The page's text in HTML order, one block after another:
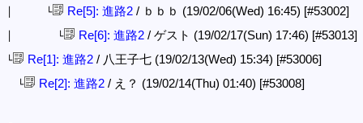
│ └ Re[5]: 進路2 / ｂｂｂ (19/02/06(Wed) 16:45) [#53002]
│ └ Re[6]: 進路2 / ゲスト (19/02/17(Sun) 17:46) [#53013]
└ Re[1]: 進路2 / 八王子七 (19/02/13(Wed) 15:34) [#53006]
└ Re[2]: 進路2 / え？ (19/02/14(Thu) 01:40) [#53008]